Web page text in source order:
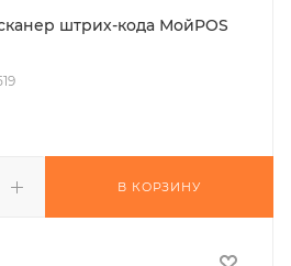
штрих-кода МойPOS
В КОРЗИНУ